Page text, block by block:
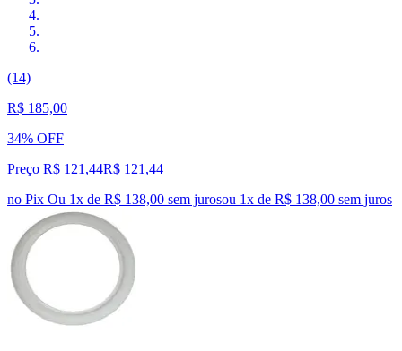
(14)
R$ 185,00
34% OFF
Preço R$ 121,44R$ 121 ,44
no Pix Ou 1x de R$ 138,00 sem jurosou 1x de R$ 138,00 sem juros